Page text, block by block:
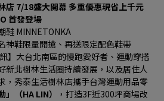
店 7/18盛大開幕 多重優惠現省上千元
首發登場
鞋 MINNETONKA
神鞋限量開搶、再送限定配色鞋帶
】大台北南區的慢跑愛好者、運動穿搭
新北樹林生活圈持續發展，以及居住人
，秀泰生活樹林店攜手台灣運動用品零
」（HA LIN）
，打造3F近300坪商場改